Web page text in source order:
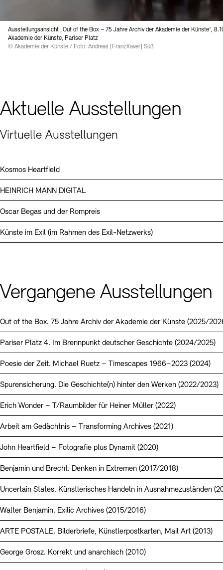
Nachhaltigkeit Kontakt
Ausstellungsansicht „Out of the Box – 75 Jahre Archiv der Akademie der Künste“,
Akademie der Künste, Pariser Platz
© Akademie der Künste / Foto: Andreas [FranzXaver] Süß
Aktuelle Ausstellungen
Virtuelle Ausstellungen
Kosmos Heartfield
HEINRICH MANN DIGITAL
Oscar Begas und der Rompreis
Künste im Exil (im Rahmen des Exil-Netzwerks)
Vergangene Ausstellungen
Out of the Box. 75 Jahre Archiv der Akademie der Künste (2025/
Pariser Platz 4. Im Brennpunkt deutscher Geschichte (2024/2025)
Poesie der Zeit. Michael Ruetz – Timescapes 1966–2023 (2024)
Spurensicherung. Die Geschichte(n) hinter den Werken (2022/2023)
Erich Wonder – T/Raumbilder für Heiner Müller (2022)
Arbeit am Gedächtnis – Transforming Archives (2021)
John Heartfield – Fotografie plus Dynamit (2020)
Benjamin und Brecht. Denken in Extremen (2017/2018)
Uncertain States. Künstlerisches Handeln in Ausnahmezuständen
Walter Benjamin. Exilic Archives (2015/2016)
ARTE POSTALE. Bilderbriefe, Künstlerpostkarten, Mail Art (2013)
George Grosz. Korrekt und anarchisch (2010)